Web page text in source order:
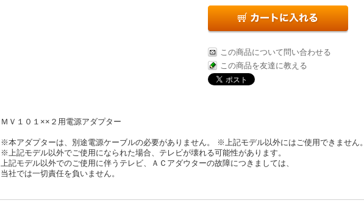
この商品について問い合わせる
この商品を友達に教える
ＭＶ１０１××２用電源アダプター
※本アダプターは、別途電源ケーブルの必要がありません。 ※上記モデル以外にはご使用できません。
※上記モデル以外でご使用になられた場合、テレビが壊れる可能性があります。
上記モデル以外でのご使用に伴うテレビ、ＡＣアダウターの故障につきましては、
当社では一切責任を負いません。